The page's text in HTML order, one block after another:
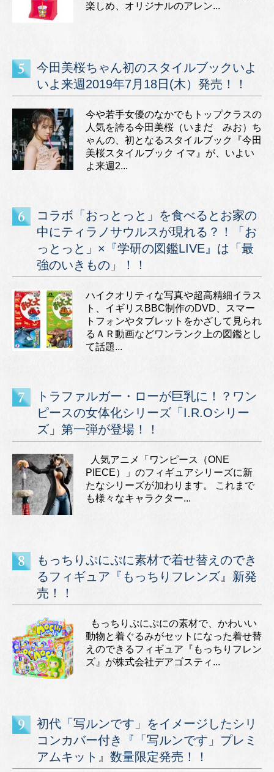
楽しめ、オリジナルのアレン...
今田美桜ちゃん初のスタイルブックいよ
いよ来週2019年7月18日(木）発売！！
今や若手女優のなかでもトップクラスの
人気を誇る今田美桜（いまだ みお）ち
ゃんの、初となるスタイルブック『今田
美桜スタイルブック イマ』が、いよい
よ来週2...
コラボ「おっとっと」を食べるとお家の
中にティラノサウルスが現れる？！「お
っとっと」×『学研の図鑑LIVE』は「最
強のいきもの」！！
ハイクオリティな写真や超高精細イラス
ト、イギリスBBC制作のDVD、スマー
トフォンやタブレットをかざして見られ
るＡＲ動画などワンランク上の図鑑とし
て話題...
トラファルガー・ローが巨乳に！？ワン
ピースの女体化シリーズ「I.R.Oシリー
ズ」第一弾が登場！！
人気アニメ「ワンピース（ONE
PIECE）」のフィギュアシリーズに新
たなシリーズが加わります。 これまで
も様々なキャラクター...
もっちりぷにぷに素材で着せ替えのでき
るフィギュア『もっちりフレンズ』新発
売！！
もっちりぷにぷにの素材で、かわいい
動物と着ぐるみがセットになった着せ替
えのできるフィギュア『もっちりフレン
ズ』が株式会社デアゴスティ...
初代「写ルンです」をイメージしたシリ
コンカバー付き『「写ルンです」プレミ
アムキット』数量限定発売！！